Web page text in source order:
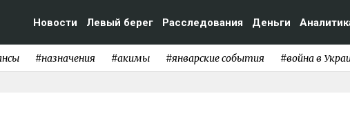
Новости Левый берег Расследования Деньги
#назначения #акимы #январские события #война в